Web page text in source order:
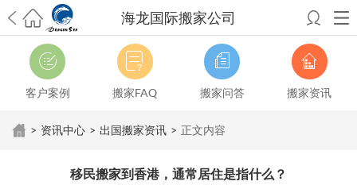
海龙国际搬家公司
希望邮寄国际包裹顺利，从广州市国际快递邮寄到新西兰哪个公司好？
澳洲海运搬家回广州报关清关要怎么做？注意事项有哪些？
青岛市国际
搬家服务到美国，搬家公司有哪些搬家方案？大连市国际搬家服务到中
国台湾是一种怎样的体验？有人分享搬家经历吗？
从长沙市国际快递邮
寄到韩国有哪些国际快递方式？用哪种好？
法有哪些？具体怎么操作？ 国际搬家：家具海运到奥克兰怎么样能省
影响国际搬家吗？上海搬家到新西兰旺格雷有点不一样北京私人物品运
客户案例 搬家FAQ 搬家问答 搬家资讯
> 资讯中心 > 出国搬家资讯 > 正文内容
移民搬家到香港，通常居住是指什么？